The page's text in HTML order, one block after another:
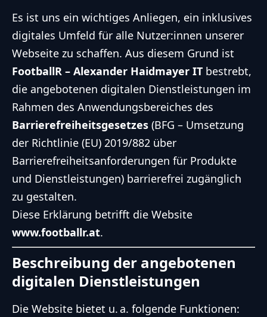
Es ist uns ein wichtiges Anliegen, ein inklusives
digitales Umfeld für alle Nutzer:innen unserer
Webseite zu schaffen. Aus diesem Grund ist
FootballR – Alexander Haidmayer IT bestrebt,
die angebotenen digitalen Dienstleistungen im
Rahmen des Anwendungsbereiches des
Barrierefreiheitsgesetzes (BFG – Umsetzung
der Richtlinie (EU) 2019/882 über
Barrierefreiheitsanforderungen für Produkte
und Dienstleistungen) barrierefrei zugänglich
zu gestalten.
Diese Erklärung betrifft die Website
www.footballr.at.
Beschreibung der angebotenen
digitalen Dienstleistungen
Die Website bietet u. a. folgende Funktionen: